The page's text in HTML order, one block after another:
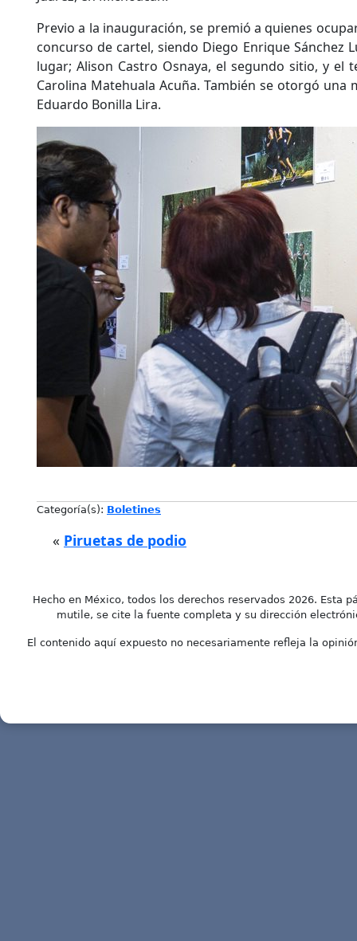
Previo a la inauguración, se premió a quienes
concurso de cartel, siendo Diego Enrique Sánchez
lugar; Alison Castro Osnaya, el segundo sitio, y el
Carolina Matehuala Acuña. También se otorgó
Eduardo Bonilla Lira.
Categoría(s): Boletines
« Piruetas de podio
Hecho en México, todos los derechos reservados 2026. Esta
mutile, se cite la fuente completa y su dirección
El contenido aquí expuesto no necesariamente refleja la